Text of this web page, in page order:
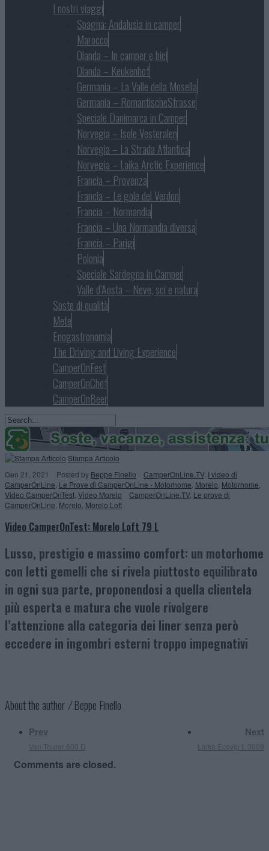
I nostri viaggi
Spagna: Andalusia in camper
Marocco
Olanda – In camper e bici
Olanda – Keukenhof
Germania – La Valle della Mosella
Germania – RomantischeStrasse
Speciale Danimarca in Camper
Norvegia – Isole Vesteralen
Norvegia – La Strada Atlantica
Norvegia – Laika Arctic Experience
Francia – Provenza
Francia – Le gole del Verdon
Francia – Normandia
Francia – Una Normandia diversa
Francia – Parigi
Polonia
Speciale Sardegna in Camper
Valle d’Aosta – Neve, sci e natura
Soste di qualità
Mete
Enogastronomia
The Driving and Living Experience
CamperOnFest
CamperOnChef
CamperOnBeer
Stampa Articolo
Gen 21, 2021
Posted by Beppe Finello CamperOnLine.TV, I video di
CamperOnLine Le Prove di CamperOnLine - Motorhome Morelo Motorhome
Video CamperOnTest Video Morelo CamperOnLine.TV, Le prove di
CamperOnLine Morelo Morelo Loft
Video CamperOnTest: Morelo Loft 79 L
Lusso, prestigio e massimo comfort: un motorhome
con letti gemelli che si rivela piuttosto equilibrato
in ogni sua parte, proponendosi a quella clientela
più esperta e matura che vuole rivolgere
l’attenzione alla categoria dei liner senza però
eccedere in ingombri esterni troppo impegnativi
About the author ⁄Beppe Finello
Prev
Van Tourer 600 D
Next
Laika Ecovip L 3009
Comments are closed.